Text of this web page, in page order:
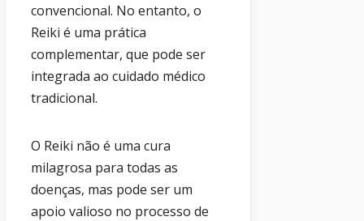
convencional. No entanto, o
Reiki é uma prática
complementar, que pode ser
integrada ao cuidado médico
tradicional.
O Reiki não é uma cura
milagrosa para todas as
doenças, mas pode ser um
apoio valioso no processo de